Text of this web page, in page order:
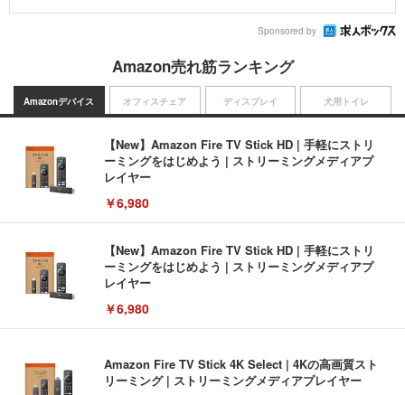
Sponsored by
Amazon売れ筋ランキング
Amazonデバイス
【New】Amazon Fire TV Stick HD | 手軽にストリ
ーミングをはじめよう | ストリーミングメディアプ
レイヤー
￥6,980
【New】Amazon Fire TV Stick HD | 手軽にストリ
ーミングをはじめよう | ストリーミングメディアプ
レイヤー
￥6,980
Amazon Fire TV Stick 4K Select | 4Kの高画質スト
リーミング | ストリーミングメディアプレイヤー
オフィスチェア ディスプレイ 犬用トイレ